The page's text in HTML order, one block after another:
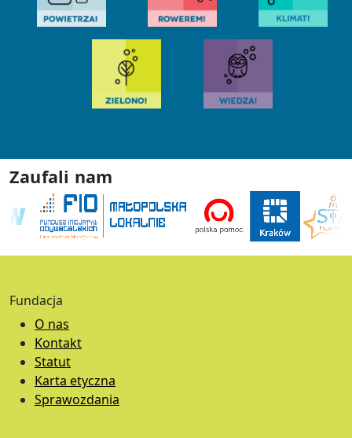
Zaufali nam
Fundacja
O nas
Kontakt
Statut
Karta etyczna
Sprawozdania